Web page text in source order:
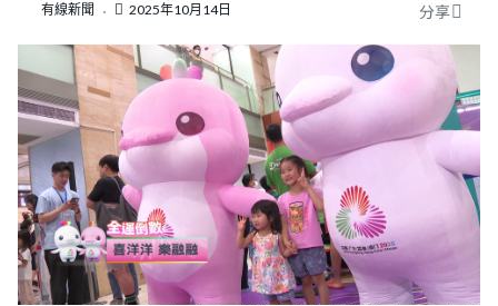
有線新聞 2025年10月14日 分享